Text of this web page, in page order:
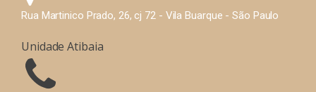
Rua Martinico Prado, 26, cj 72 - Vila Buarque - São Paulo
Unidade Atibaia